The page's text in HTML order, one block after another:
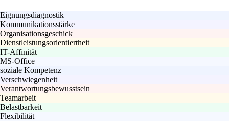
Eignungsdiagnostik
Kommunikationsstärke
Organisationsgeschick
Dienstleistungsorientiertheit
IT-Affinität
MS-Office
soziale Kompetenz
Verschwiegenheit
Verantwortungsbewusstsein
Teamarbeit
Belastbarkeit
Flexibilität